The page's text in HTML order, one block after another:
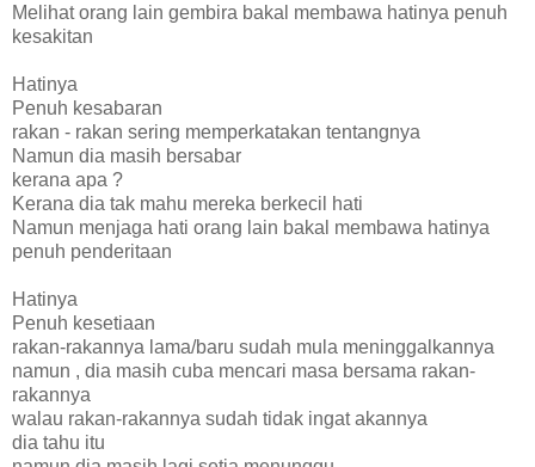
Melihat orang lain gembira bakal membawa hatinya penuh
kesakitan
Hatinya
Penuh kesabaran
rakan - rakan sering memperkatakan tentangnya
Namun dia masih bersabar
kerana apa ?
Kerana dia tak mahu mereka berkecil hati
Namun menjaga hati orang lain bakal membawa hatinya
penuh penderitaan
Hatinya
Penuh kesetiaan
rakan-rakannya lama/baru sudah mula meninggalkannya
namun , dia masih cuba mencari masa bersama rakan-
rakannya
walau rakan-rakannya sudah tidak ingat akannya
dia tahu itu